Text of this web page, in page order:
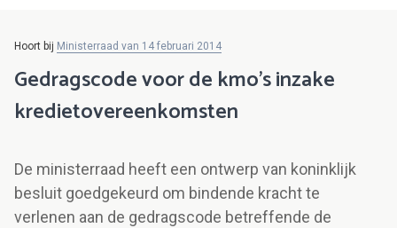
Hoort bij Ministerraad van 14 februari 2014
Gedragscode voor de kmo’s inzake
kredietovereenkomsten
De ministerraad heeft een ontwerp van koninklijk
besluit goedgekeurd om bindende kracht te
verlenen aan de gedragscode betreffende de